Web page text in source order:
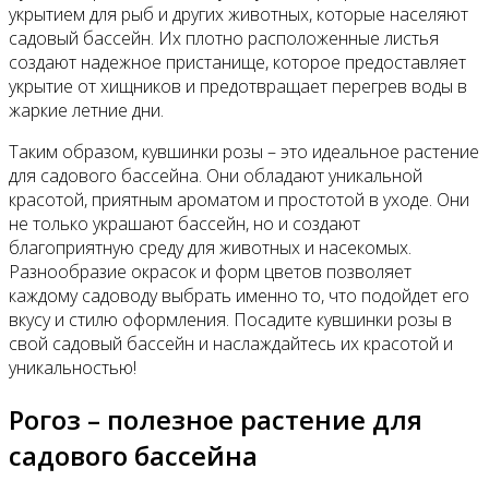
укрытием для рыб и других животных, которые населяют
садовый бассейн. Их плотно расположенные листья
создают надежное пристанище, которое предоставляет
укрытие от хищников и предотвращает перегрев воды в
жаркие летние дни.
Таким образом, кувшинки розы – это идеальное растение
для садового бассейна. Они обладают уникальной
красотой, приятным ароматом и простотой в уходе. Они
не только украшают бассейн, но и создают
благоприятную среду для животных и насекомых.
Разнообразие окрасок и форм цветов позволяет
каждому садоводу выбрать именно то, что подойдет его
вкусу и стилю оформления. Посадите кувшинки розы в
свой садовый бассейн и наслаждайтесь их красотой и
уникальностью!
Рогоз – полезное растение для
садового бассейна